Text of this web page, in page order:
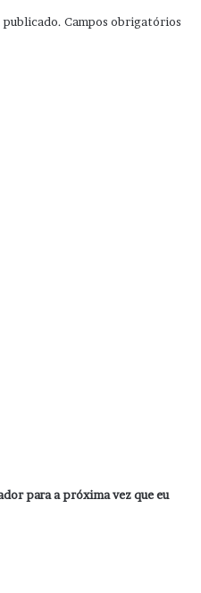
publicado. Campos obrigatórios
para a próxima vez que eu